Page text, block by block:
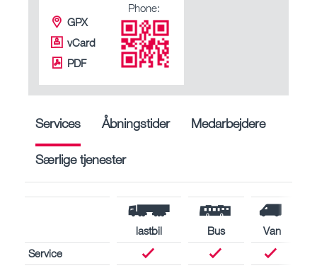
GPX
vCard
PDF
Phone:
Services Åbningstider Medarbejdere
Særlige tjenester
lastbil Bus
Van
Service